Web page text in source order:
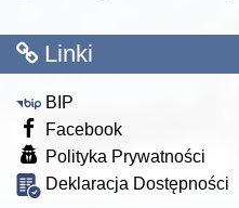
Linki
BIP
Facebook
Polityka Prywatności
Deklaracja Dostępności